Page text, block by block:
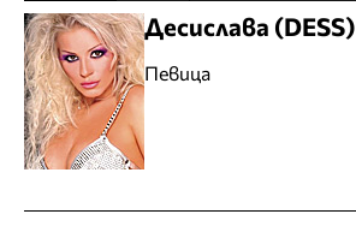
Десислава (DESS)
Певица